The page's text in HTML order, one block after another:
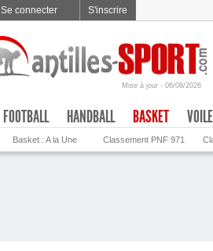
Se connecter S'inscrire
Mise à jour - 06/08/2026
FOOTBALL HANDBALL BASKET
Basket : A la Une Classement PNF 971
VOILE